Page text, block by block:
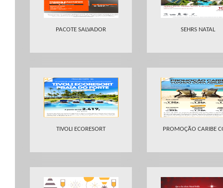
PACOTE SALVADOR SEHRS NATAL
TIVOLI ECORESORT PROMOÇÃO CARIBE